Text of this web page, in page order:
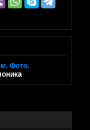
Фото.